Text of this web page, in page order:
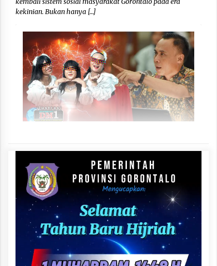
kekinian. Bukan hanya […]